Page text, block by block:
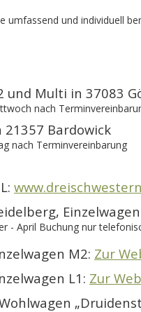
umfassend und individuell
und Multi in 37083
nach
21357 Bardowick
nach Terminvereinbarung
- April Buchung nur
M2: Zur
L1: Zur